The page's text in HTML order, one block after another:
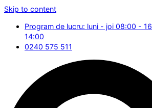
Skip to content
Program de lucru: luni - joi 08:00 -
14:00
0240 575 511